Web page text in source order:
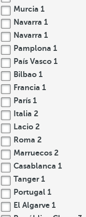
Murcia 1
Navarra 1
Navarra 1
Pamplona 1
País Vasco 1
Bilbao 1
Francia 1
París 1
Italia 2
Lacio 2
Roma 2
Marruecos 2
Casablanca 1
Tanger 1
Portugal 1
El Algarve 1